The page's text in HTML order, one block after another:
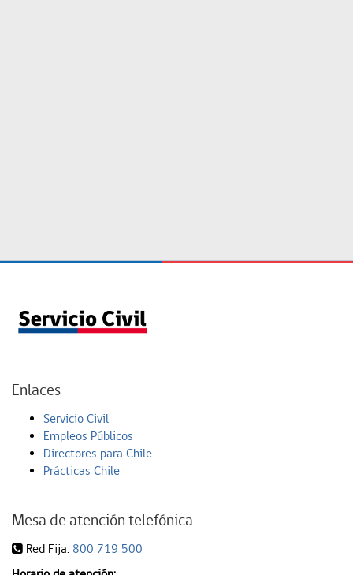
Enlaces
Servicio Civil
Empleos Públicos
Directores para Chile
Prácticas Chile
Mesa de atención telefónica
Red Fija: 800 719 500